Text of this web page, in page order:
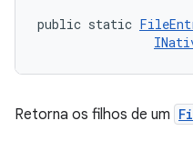
public static
Retorna os filhos de um